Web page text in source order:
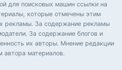
для поисковых машин ссылки на
которые отмечены этим
рекламы. За содержание рекламы
За содержание блогов и
их авторы. Мнение редакции
автора материалов.